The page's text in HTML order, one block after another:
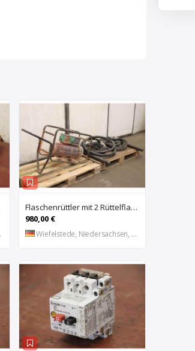
Flaschenrüttler mit 2 Rüttelflaschen von Wacker – FU-4/200SW
980,00 €
Wiefelstede, Niedersachsen, DE